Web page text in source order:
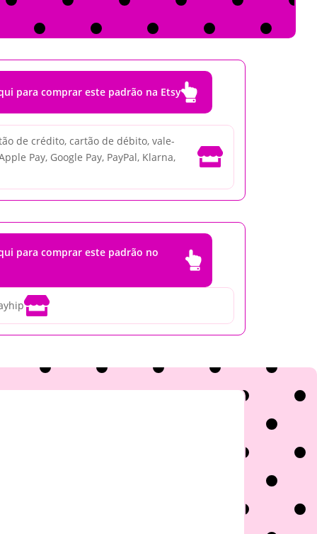
para comprar este padrão na Etsy
de crédito, cartão de débito, vale-
Pay, Google Pay, PayPal, Klarna,

para comprar este padrão no 
